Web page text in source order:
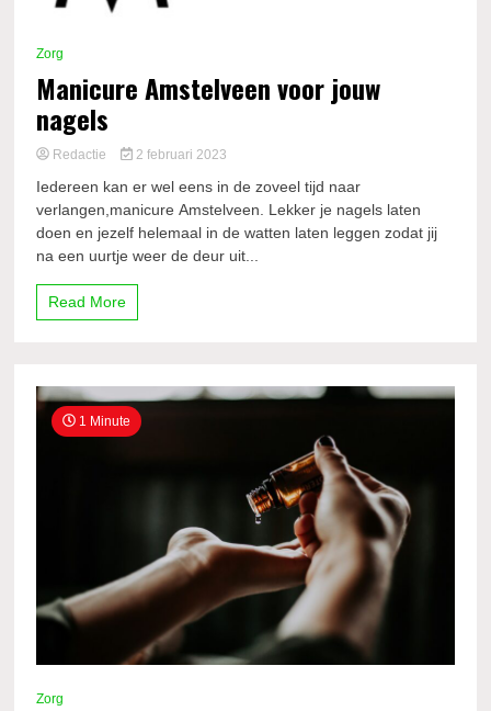
Zorg
Manicure Amstelveen voor jouw
nagels
Redactie 2 februari 2023
Iedereen kan er wel eens in de zoveel tijd naar
verlangen,manicure Amstelveen. Lekker je nagels laten
doen en jezelf helemaal in de watten laten leggen zodat jij
na een uurtje weer de deur uit...
Read More
1 Minute
Zorg